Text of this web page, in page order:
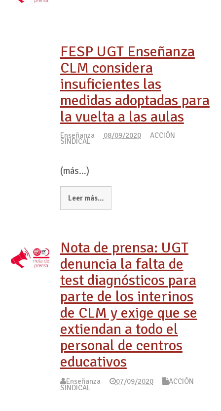
FESP UGT Enseñanza
CLM considera
insuficientes las
medidas adoptadas para
la vuelta a las aulas
Enseñanza 08/09/2020 ACCIÓN
SINDICAL
(más…)
Leer más…
Nota de prensa: UGT
denuncia la falta de
test diagnósticos para
parte de los interinos
de CLM y exige que se
extiendan a todo el
personal de centros
educativos
Enseñanza 07/09/2020 ACCIÓN
SINDICAL